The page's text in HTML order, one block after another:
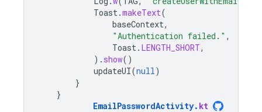
Toast.makeText(
baseContext,
"Authentication failed." ,
Toast. LENGTH_SHORT,
). show()
updateUI(null)
}
}
EmailPasswordActivity. kt